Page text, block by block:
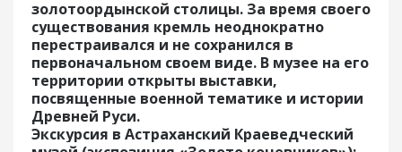
золотоордынской столицы. За время своего
существования кремль неоднократно
перестраивался и не сохранился в
первоначальном своем виде. В музее на его
территории открыты выставки,
посвященные военной тематике и истории
Древней Руси.
Экскурсия в Астраханский Краеведческий